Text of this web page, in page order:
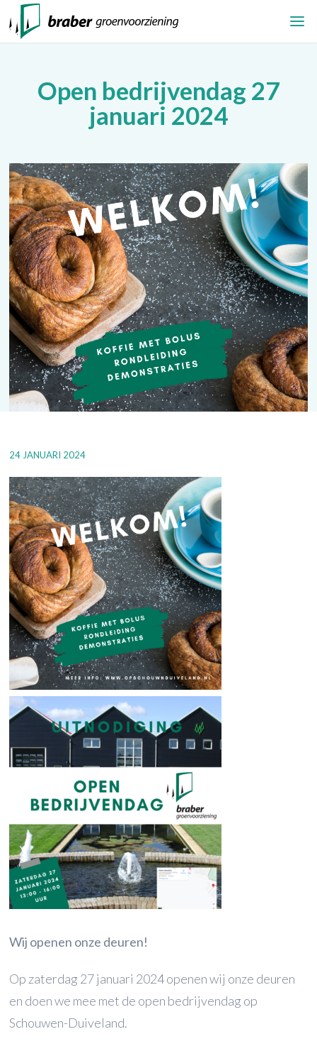
Open bedrijvendag 27
januari 2024
24 JANUARI 2024
Wij openen onze deuren!
Op zaterdag 27 januari 2024 openen wij onze deuren
en doen we mee met de open bedrijvendag op
Schouwen-Duiveland.